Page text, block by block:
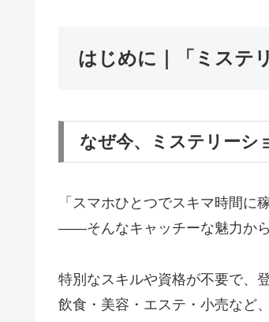
はじめに｜「ミステ
なぜ今、ミステリーシ
「スマホひとつでスキマ時間に
――そんなキャッチーな魅力から
特別なスキルや資格が不要で、
飲食・美容・エステ・小売など